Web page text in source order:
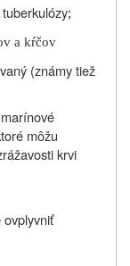
;
a kŕčov
(známy tiež
môžu
krvi
ovplyvniť